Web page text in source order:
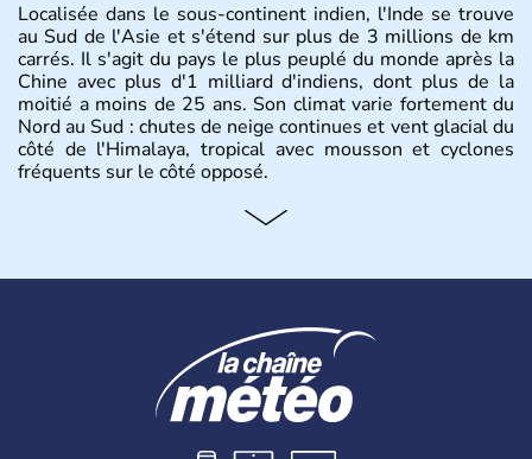
Localisée dans le sous-continent indien, l'Inde se trouve
au Sud de l'Asie et s'étend sur plus de 3 millions de km
carrés. Il s'agit du pays le plus peuplé du monde après la
Chine avec plus d'1 milliard d'indiens, dont plus de la
moitié a moins de 25 ans. Son climat varie fortement du
Nord au Sud : chutes de neige continues et vent glacial du
côté de l'Himalaya, tropical avec mousson et cyclones
fréquents sur le côté opposé.
Histoire et administration
de 4 religions : l'hindouisme, le bouddhisme, le jaïnisme
siècle, l'Inde reste sous la domination de l'empire
britannique jusqu'à l'obtention de son indépendance en
1947. Le Taj Mahal, mausolée construit par un empereur
en l'honneur de son épouse, a été édifié dans les années
1640 et est aujourd'hui considéré comme l'une des 7
merveilles du monde.